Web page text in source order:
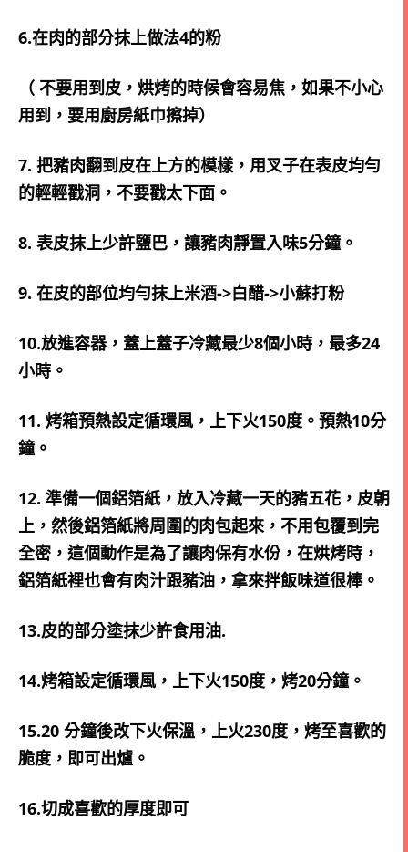
6.在肉的部分抹上做法4的粉
（ 不要用到皮，烘烤的時候會容易焦，如果不小心
用到，要用廚房紙巾擦掉）
7. 把豬肉翻到皮在上方的模樣，用叉子在表皮均勻
的輕輕戳洞，不要戳太下面。
8. 表皮抹上少許鹽巴，讓豬肉靜置入味5分鐘。
9. 在皮的部位均勻抹上米酒->白醋->小蘇打粉
10.放進容器，蓋上蓋子冷藏最少8個小時，最多24
小時。
11. 烤箱預熱設定循環風，上下火150度。預熱10分
鐘。
12. 準備一個鋁箔紙，放入冷藏一天的豬五花，皮朝
上，然後鋁箔紙將周圍的肉包起來，不用包覆到完
全密，這個動作是為了讓肉保有水份，在烘烤時，
鋁箔紙裡也會有肉汁跟豬油，拿來拌飯味道很棒。
13.皮的部分塗抹少許食用油.
14.烤箱設定循環風，上下火150度，烤20分鐘。
15.20 分鐘後改下火保溫，上火230度，烤至喜歡的
脆度，即可出爐。
16.切成喜歡的厚度即可